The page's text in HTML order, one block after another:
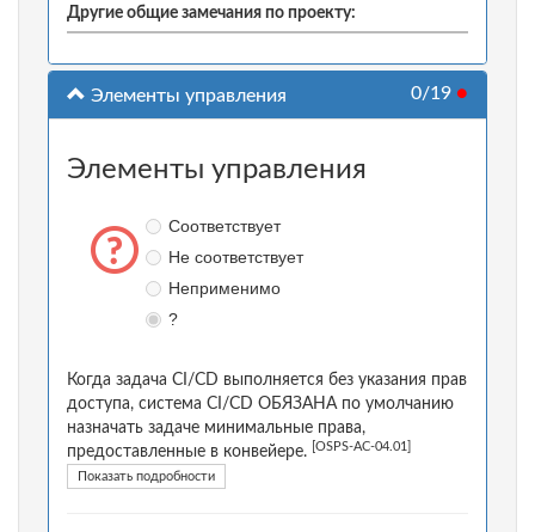
Другие общие замечания по проекту:
Элементы управления 0/19 ●
Элементы управления
Соответствует
Не соответствует
Неприменимо
?
Когда задача CI/CD выполняется без указания прав
доступа, система CI/CD ОБЯЗАНА по умолчанию
назначать задаче минимальные права,
предоставленные в конвейере.
[OSPS-AC-04.01]
Показать подробности